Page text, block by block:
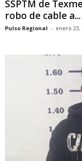
SSPTM de
robo de cable a...
Pulso Regional - enero 23,